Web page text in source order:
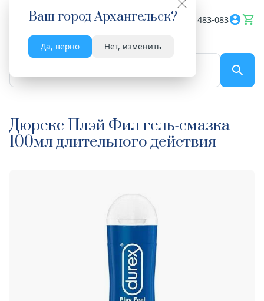
Ваш городАрхангельск?
Да, верно Нет, изменить
Весь сайт 8182 483-083
Дюрекс Плэй Фил гель-смазка
100мл длительного действия